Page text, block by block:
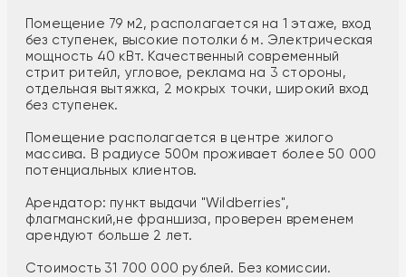
Помещение 79 м2, располагается на 1 этаже, вход
без ступенек, высокие потолки 6 м. Электрическая
мощность 40 кВт. Качественный современный
стрит ритейл, угловое, реклама на 3 стороны,
отдельная вытяжка, 2 мокрых точки, широкий вход
без ступенек.
Помещение располагается в центре жилого
массива. В радиусе 500м проживает более 50 000
потенциальных клиентов.
Арендатор: пункт выдачи "Wildberries",
флагманский,не франшиза, проверен временем
арендуют больше 2 лет.
Стоимость 31 700 000 рублей. Без комиссии.